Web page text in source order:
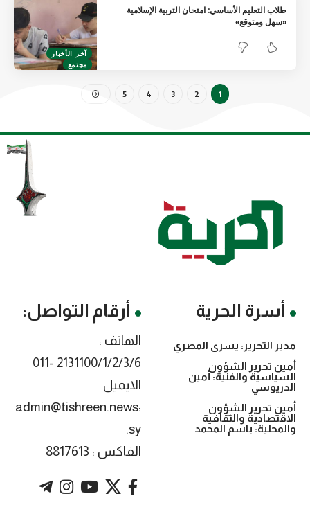
آخر الأخبار
مجتمع
طلاب التعليم الأساسي: امتحان التربية الإسلامية
«سهل ومتوقع»
1
2
3
4
5
أسرة الحرية
مدير التحرير: يسرى المصري
أمين تحرير الشؤون
السياسية والفنية: أمين
الدريوسي
أمين تحرير الشؤون
الاقتصادية والثقافية
والمحلية: باسم المحمد
أرقام التواصل:
الهاتف :
2131100/1/2/3/6 -011
الايميل
:admin@tishreen.news
.sy
الفاكس : 8817613